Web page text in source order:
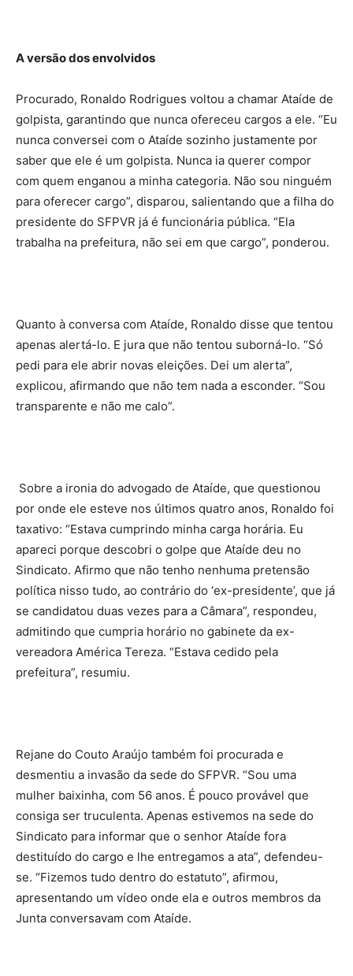
A versão dos envolvidos
Procurado, Ronaldo Rodrigues voltou a chamar Ataíde de
golpista, garantindo que nunca ofereceu cargos a ele. “Eu
nunca conversei com o Ataíde sozinho justamente por
saber que ele é um golpista. Nunca ia querer compor
com quem enganou a minha categoria. Não sou ninguém
para oferecer cargo”, disparou, salientando que a filha do
presidente do SFPVR já é funcionária pública. “Ela
trabalha na prefeitura, não sei em que cargo”, ponderou.
Quanto à conversa com Ataíde, Ronaldo disse que tentou
apenas alertá-lo. E jura que não tentou suborná-lo. “Só
pedi para ele abrir novas eleições. Dei um alerta”,
explicou, afirmando que não tem nada a esconder. “Sou
transparente e não me calo”.
Sobre a ironia do advogado de Ataíde, que questionou
por onde ele esteve nos últimos quatro anos, Ronaldo foi
taxativo: “Estava cumprindo minha carga horária. Eu
apareci porque descobri o golpe que Ataíde deu no
Sindicato. Afirmo que não tenho nenhuma pretensão
política nisso tudo, ao contrário do ‘ex-presidente’, que já
se candidatou duas vezes para a Câmara”, respondeu,
admitindo que cumpria horário no gabinete da ex-
vereadora América Tereza. “Estava cedido pela
prefeitura”, resumiu.
Rejane do Couto Araújo também foi procurada e
desmentiu a invasão da sede do SFPVR. “Sou uma
mulher baixinha, com 56 anos. É pouco provável que
consiga ser truculenta. Apenas estivemos na sede do
Sindicato para informar que o senhor Ataíde fora
destituído do cargo e lhe entregamos a ata”, defendeu-
se. “Fizemos tudo dentro do estatuto”, afirmou,
apresentando um vídeo onde ela e outros membros da
Junta conversavam com Ataíde.